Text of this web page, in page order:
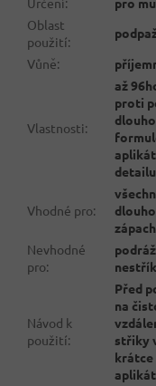
Oblast
použití:
Vůně:
Vlastnosti:
až
proti
detailu
Vhodné pro:
Nevhodné
pro:
Návod k
použití:
Před
na
střiky
krátce